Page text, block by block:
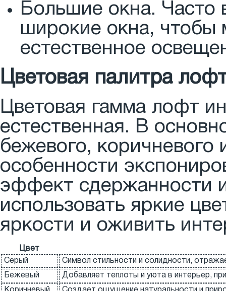
Большие окна. Часто
широкие окна, чтобы
естественное
Цветовая палитра
Цветовая гамма лофт
естественная. В
бежевого,
особенности
эффект сдержанности
использовать яркие
яркости и оживить
Цвет
Серый
Символ стильности и солидности,
Бежевый Добавляет теплоты и уюта в интерьер,